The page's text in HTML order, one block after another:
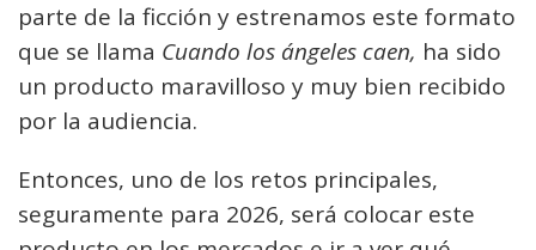
parte de la ficción y estrenamos este formato
que se llama Cuando los ángeles caen, ha sido
un producto maravilloso y muy bien recibido
por la audiencia.
Entonces, uno de los retos principales,
seguramente para 2026, será colocar este